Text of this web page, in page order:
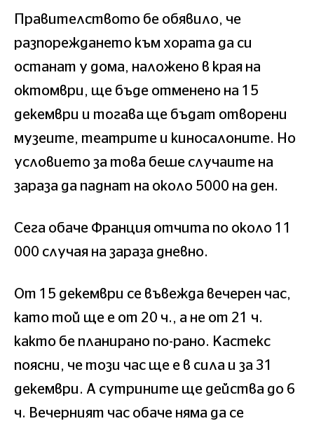
Правителството бе обявило, че
разпореждането към хората да си
останат у дома, наложено в края на
октомври, ще бъде отменено на 15
декември и тогава ще бъдат отворени
музеите, театрите и киносалоните. Но
условието за това беше случаите на
зараза да паднат на около 5000 на ден.
Сега обаче Франция отчита по около 11
000 случая на зараза дневно.
От 15 декември се въвежда вечерен час,
като той ще е от 20 ч., а не от 21 ч.
както бе планирано по-рано. Кастекс
поясни, че този час ще е в сила и за 31
декември. А сутрините ще действа до 6
ч. Вечерният час обаче няма да се